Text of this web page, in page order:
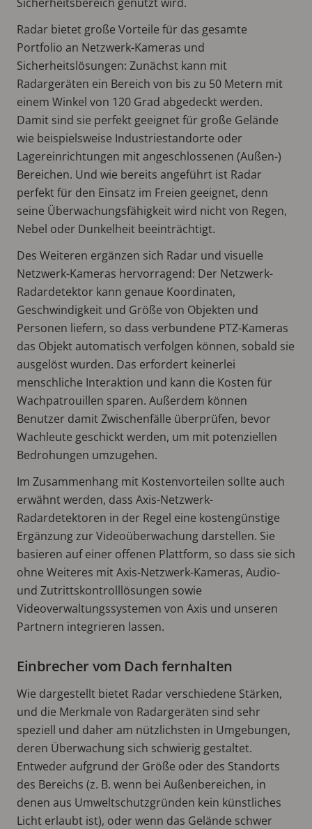
Radar bietet große Vorteile für das gesamte
Portfolio an Netzwerk-Kameras und
Sicherheitslösungen: Zunächst kann mit
Radargeräten ein Bereich von bis zu 50 Metern mit
einem Winkel von 120 Grad abgedeckt werden.
Damit sind sie perfekt geeignet für große Gelände
wie beispielsweise Industriestandorte oder
Lagereinrichtungen mit angeschlossenen (Außen-)
Bereichen. Und wie bereits angeführt ist Radar
perfekt für den Einsatz im Freien geeignet, denn
seine Überwachungsfähigkeit wird nicht von Regen,
Nebel oder Dunkelheit beeinträchtigt.
Des Weiteren ergänzen sich Radar und visuelle
Netzwerk-Kameras hervorragend: Der Netzwerk-
Radardetektor kann genaue Koordinaten,
Geschwindigkeit und Größe von Objekten und
Personen liefern, so dass verbundene PTZ-Kameras
das Objekt automatisch verfolgen können, sobald sie
ausgelöst wurden. Das erfordert keinerlei
menschliche Interaktion und kann die Kosten für
Wachpatrouillen sparen. Außerdem können
Benutzer damit Zwischenfälle überprüfen, bevor
Wachleute geschickt werden, um mit potenziellen
Bedrohungen umzugehen.
Im Zusammenhang mit Kostenvorteilen sollte auch
erwähnt werden, dass Axis-Netzwerk-
Radardetektoren in der Regel eine kostengünstige
Ergänzung zur Videoüberwachung darstellen. Sie
basieren auf einer offenen Plattform, so dass sie sich
ohne Weiteres mit Axis-Netzwerk-Kameras, Audio-
und Zutrittskontrolllösungen sowie
Videoverwaltungssystemen von Axis und unseren
Partnern integrieren lassen.
Einbrecher vom Dach fernhalten
Wie dargestellt bietet Radar verschiedene Stärken,
und die Merkmale von Radargeräten sind sehr
speziell und daher am nützlichsten in Umgebungen,
deren Überwachung sich schwierig gestaltet.
Entweder aufgrund der Größe oder des Standorts
des Bereichs (z. B. wenn bei Außenbereichen, in
denen aus Umweltschutzgründen kein künstliches
Licht erlaubt ist), oder wenn das Gelände schwer